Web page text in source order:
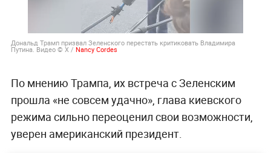
Дональд Трамп призвал Зеленского перестать критиковать Владимира
Путина. Видео © X / Nancy Cordes
По мнению Трампа, их встреча с Зеленским
прошла «не совсем удачно», глава киевского
режима сильно переоценил свои возможности,
уверен американский президент.